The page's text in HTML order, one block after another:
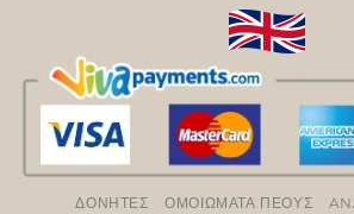
ΔΟΝΗΤΕΣ ΟΜΟΙΩΜΑΤΑ ΠΕΟΥΣ